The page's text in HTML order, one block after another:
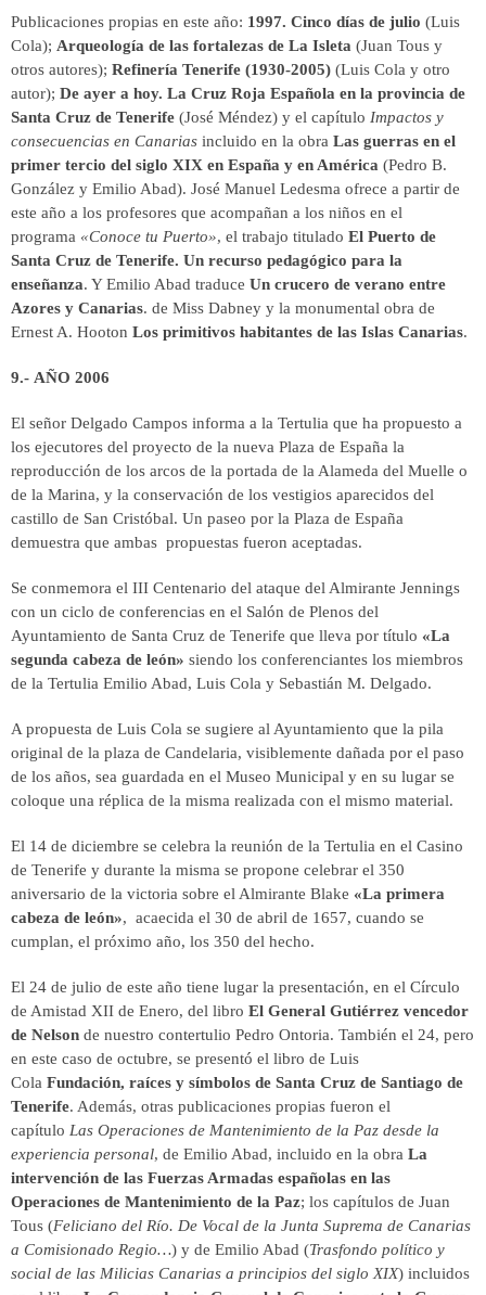
Publicaciones propias en este año: 1997. Cinco días de julio (Luis
Cola); Arqueología de las fortalezas de La Isleta (Juan Tous y
otros autores); Refinería Tenerife (1930-2005) (Luis Cola y otro
autor); De ayer a hoy. La Cruz Roja Española en la provincia de
Santa Cruz de Tenerife (José Méndez) y el capítulo Impactos y
consecuencias en Canarias incluido en la obra Las guerras en el
primer tercio del siglo XIX en España y en América (Pedro B.
González y Emilio Abad). José Manuel Ledesma ofrece a partir de
este año a los profesores que acompañan a los niños en el
programa «Conoce tu Puerto», el trabajo titulado El Puerto de
Santa Cruz de Tenerife. Un recurso pedagógico para la
enseñanza. Y Emilio Abad traduce Un crucero de verano entre
Azores y Canarias. de Miss Dabney y la monumental obra de
Ernest A. Hooton Los primitivos habitantes de las Islas Canarias.
9.- AÑO 2006
El señor Delgado Campos informa a la Tertulia que ha propuesto a
los ejecutores del proyecto de la nueva Plaza de España la
reproducción de los arcos de la portada de la Alameda del Muelle o
de la Marina, y la conservación de los vestigios aparecidos del
castillo de San Cristóbal. Un paseo por la Plaza de España
demuestra que ambas propuestas fueron aceptadas.
Se conmemora el III Centenario del ataque del Almirante Jennings
con un ciclo de conferencias en el Salón de Plenos del
Ayuntamiento de Santa Cruz de Tenerife que lleva por título «La
segunda cabeza de león» siendo los conferenciantes los miembros
de la Tertulia Emilio Abad, Luis Cola y Sebastián M. Delgado.
A propuesta de Luis Cola se sugiere al Ayuntamiento que la pila
original de la plaza de Candelaria, visiblemente dañada por el paso
de los años, sea guardada en el Museo Municipal y en su lugar se
coloque una réplica de la misma realizada con el mismo material.
El 14 de diciembre se celebra la reunión de la Tertulia en el Casino
de Tenerife y durante la misma se propone celebrar el 350
aniversario de la victoria sobre el Almirante Blake «La primera
cabeza de león», acaecida el 30 de abril de 1657, cuando se
cumplan, el próximo año, los 350 del hecho.
El 24 de julio de este año tiene lugar la presentación, en el Círculo
de Amistad XII de Enero, del libro El General Gutiérrez vencedor
de Nelson de nuestro contertulio Pedro Ontoria. También el 24, pero
en este caso de octubre, se presentó el libro de Luis
Cola Fundación, raíces y símbolos de Santa Cruz de Santiago de
Tenerife. Además, otras publicaciones propias fueron el
capítulo Las Operaciones de Mantenimiento de la Paz desde la
experiencia personal, de Emilio Abad, incluido en la obra La
intervención de las Fuerzas Armadas españolas en las
Operaciones de Mantenimiento de la Paz; los capítulos de Juan
Tous (Feliciano del Río. De Vocal de la Junta Suprema de Canarias
a Comisionado Regio…) y de Emilio Abad (Trasfondo político y
social de las Milicias Canarias a principios del siglo XIX) incluidos